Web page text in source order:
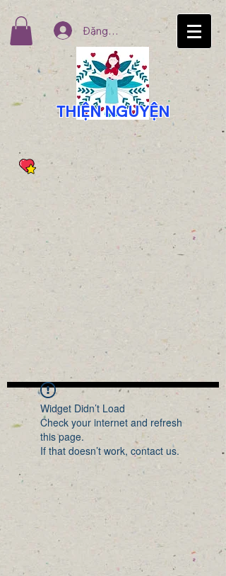
THIỆN NGUYỆN
Đăng nhập
Widget Didn’t Load
Check your internet and refresh
this page.
If that doesn’t work, contact us.